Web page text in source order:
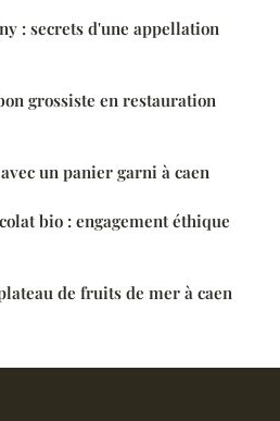
: secrets d'une appellation
grossiste en restauration
un panier garni à caen
bio : engagement éthique
de fruits de mer à caen